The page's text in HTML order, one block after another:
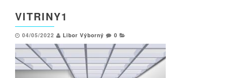
VITRINY1
04/05/2022 Libor Výborný 0